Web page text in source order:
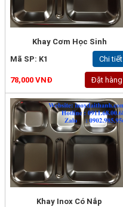
Khay Cơm Học Sinh
Mã SP: K1
Chi tiết
78,000 VNĐ Đặt hàng
Khay Inox Có Nắp